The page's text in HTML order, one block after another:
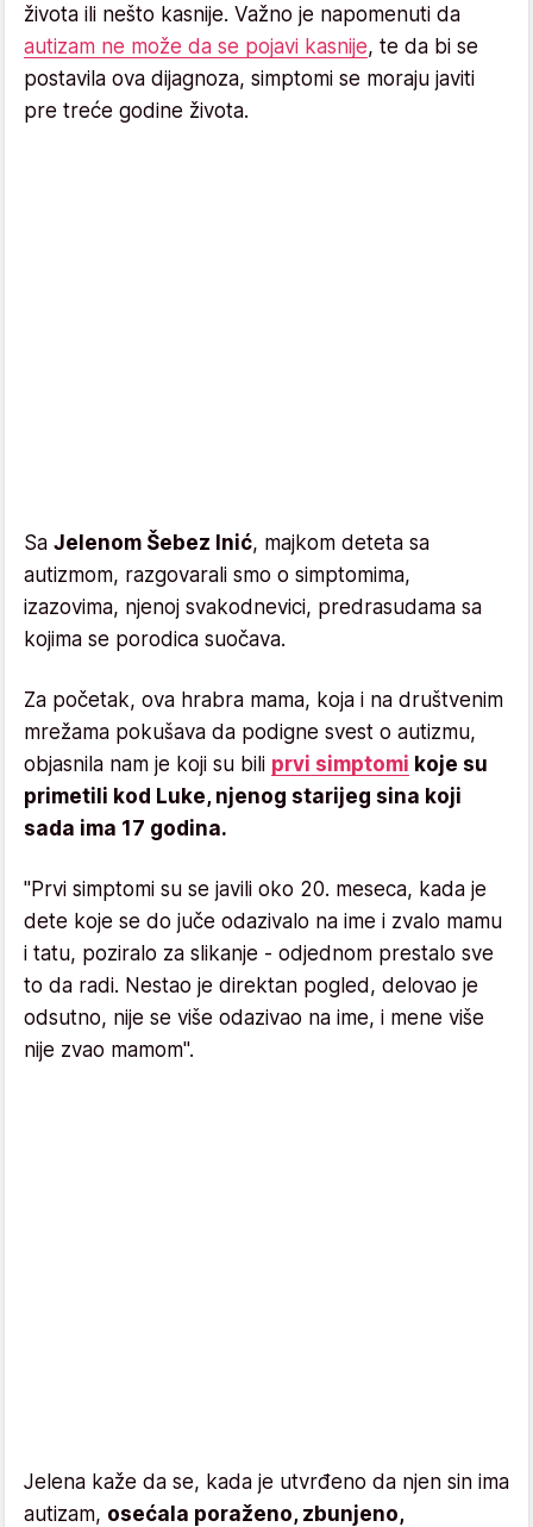
života ili nešto kasnije. Važno je napomenuti da
autizam ne može da se pojavi kasnije, te da bi se
postavila ova dijagnoza, simptomi se moraju javiti
pre treće godine života.
Sa Jelenom Šebez Inić, majkom deteta sa
autizmom, razgovarali smo o simptomima,
izazovima, njenoj svakodnevici, predrasudama sa
kojima se porodica suočava.
Za početak, ova hrabra mama, koja i na društvenim
mrežama pokušava da podigne svest o autizmu,
objasnila nam je koji su bili prvi simptomi koje su
primetili kod Luke, njenog starijeg sina koji
sada ima 17 godina.
"Prvi simptomi su se javili oko 20. meseca, kada je
dete koje se do juče odazivalo na ime i zvalo mamu
i tatu, poziralo za slikanje - odjednom prestalo sve
to da radi. Nestao je direktan pogled, delovao je
odsutno, nije se više odazivao na ime, i mene više
nije zvao mamom".
Jelena kaže da se, kada je utvrđeno da njen sin ima
autizam, osećala poraženo, zbunjeno,